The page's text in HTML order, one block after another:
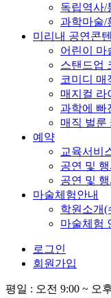
독립역사/
과학마술/
미리내 공연콘
어린이 마
스탠드업
코미디 매
매지컬 라
과학에 빠
매직 벌룬
예약
교육서비
공연 및
공연 및
마술체험안내
학원소개(
마술체험
로그인
회원가입
평일 : 오전 9:00 ~ 오